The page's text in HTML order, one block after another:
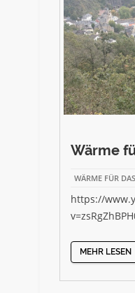
Wärme
WÄRME FÜR
https://
MEHR LESEN